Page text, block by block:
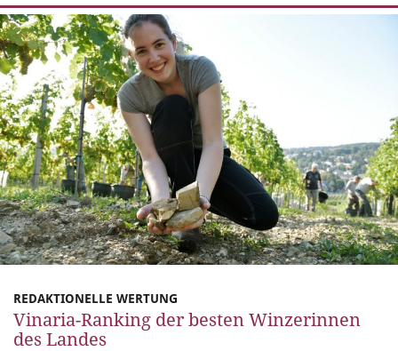
REDAKTIONELLE WERTUNG
Vinaria-Ranking der besten Winzerinnen
des Landes